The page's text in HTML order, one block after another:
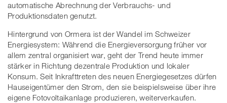
automatische Abrechnung der Verbrauchs- und
Produktionsdaten genutzt.
Hintergrund von Ormera ist der Wandel im Schweizer
Energiesystem: Während die Energieversorgung früher vor
allem zentral organisiert war, geht der Trend heute immer
stärker in Richtung dezentrale Produktion und lokaler
Konsum. Seit Inkrafttreten des neuen Energiegesetzes dürfen
Hauseigentümer den Strom, den sie beispielsweise über ihre
eigene Fotovoltaikanlage produzieren, weiterverkaufen.